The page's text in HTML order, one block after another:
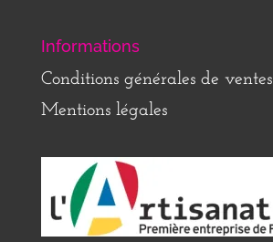
Informations
Conditions générales de ventes
Mentions légales